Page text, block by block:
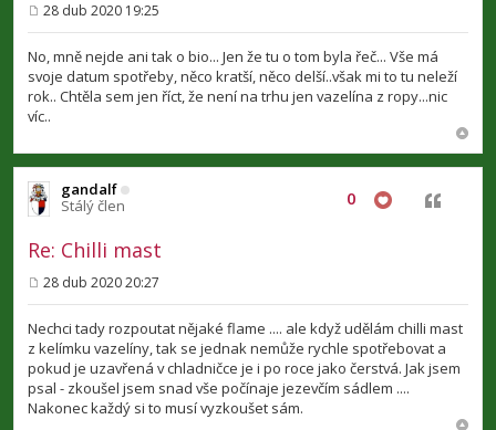
ř
í
p
ě
v
28 dub 2020 19:25
No, mně nejde ani tak o bio... Jen že tu o tom byla řeč... Vše má
svoje datum spotřeby, něco kratší, něco delší..však mi to tu neleží
rok.. Chtěla sem jen říct, že není na trhu jen vazelína z ropy...nic
víc..
gandalf
Stálý člen
Re: Chilli mast
0 Citovat
ř
í
s
p
ě
v
e
k
28 dub 2020 20:27
Nechci tady rozpoutat nějaké flame .... ale když udělám chilli mast
z kelímku vazelíny, tak se jednak nemůže rychle spotřebovat a
pokud je uzavřená v chladničce je i po roce jako čerstvá. Jak jsem
psal - zkoušel jsem snad vše počínaje jezevčím sádlem ....
Nakonec každý si to musí vyzkoušet sám.